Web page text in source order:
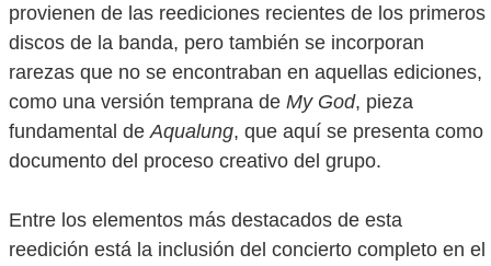
provienen de las reediciones recientes de los primeros
discos de la banda, pero también se incorporan
rarezas que no se encontraban en aquellas ediciones,
como una versión temprana de My God, pieza
fundamental de Aqualung, que aquí se presenta como
documento del proceso creativo del grupo.
Entre los elementos más destacados de esta
reedición está la inclusión del concierto completo en el